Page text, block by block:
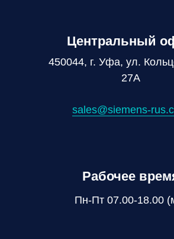
450044, г. Уфа, ул.
27А
sales@siemens-
Центральный
Пн-Пт 07.00-18.00
Рабочее